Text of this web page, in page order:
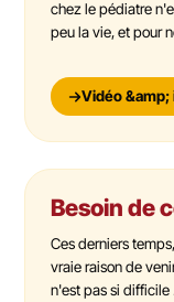
chez le pédiatre
peu la vie, et pour
Vidéo &amp;
Besoin de
Ces derniers
vraie raison de
n'est pas si difficile